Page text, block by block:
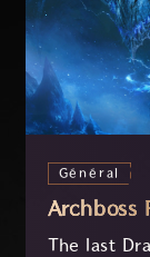
Général
Archboss
The last